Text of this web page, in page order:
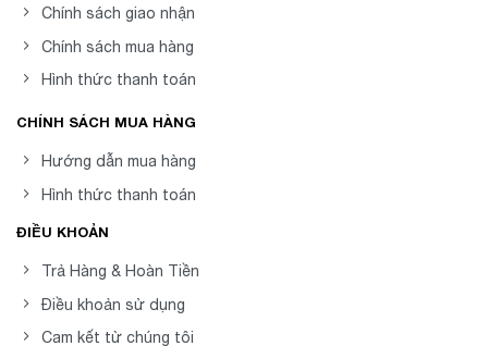
Chính sách giao nhận
Chính sách mua hàng
Hình thức thanh toán
CHÍNH SÁCH MUA HÀNG
Hướng dẫn mua hàng
Hình thức thanh toán
ĐIỀU KHOẢN
Trả Hàng & Hoàn Tiền
Điều khoản sử dụng
Cam kết từ chúng tôi